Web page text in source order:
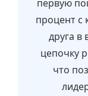
первую
процент с
друга в
цепочку
что